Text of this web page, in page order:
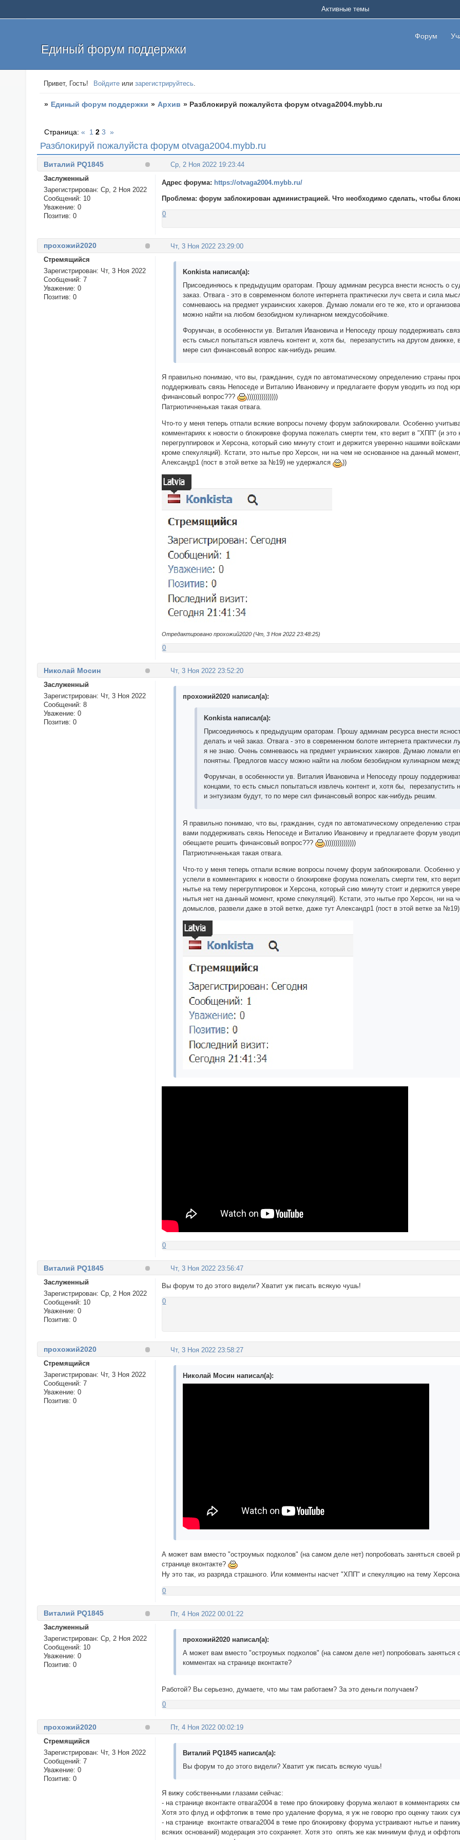
Единый форум поддержки
Форум
Активные темы
Привет, Гость! Войдите илизарегистрируйтесь.
» Единый форум поддержки » Архив » Разблокируй пожалуйста форум otvaga2004.mybb.ru
Разблокируй пожалуйста форум otvaga2004.mybb.ru
Страница:« 1 2 3 »
Ср, 2 Ноя 2022 19:23:44
Виталий PQ1845
Заслуженный
Зарегистрирован: Ср, 2 Ноя 2022
Сообщений: 10
Уважение: 0
Позитив: 0
Адрес форума: https://otvaga2004.mybb.ru/
Проблема: форум заблокирован администрацией. Что необходимо сделать, чтобы
0
Чт, 3 Ноя 2022 23:29:00
прохожий2020
Стремящийся
Зарегистрирован: Чт, 3 Ноя 2022
Сообщений: 7
Уважение: 0
Позитив: 0
Konkista написал(а):
Присоединяюсь к предыдущим ораторам. Прошу админам ресурса внести ясность о
заказ. Отвага - это в современном болоте интернета практически луч света и сила
сомневаюсь на предмет украинских хакеров. Думаю ломали его те же, кто и
можно найти на любом безобидном кулинарном междусобойчике.
Форумчан, в особенности ув. Виталия Ивановича и Непоседу прошу поддерживать
есть смысл попытаться извлечь контент и, хотя бы, перезапустить на другом
мере сил финансовый вопрос как-нибудь решим.
Я правильно понимаю, что вы, гражданин, судя по автоматическому определению страны
поддерживать связь Непоседе и Виталию Ивановичу и предлагаете форум уводить из под
финансовый вопрос???
)))))))))))))))
Патриотичненькая такая отвага.
Что-то у меня теперь отпали всякие вопросы почему форум заблокировали. Особенно
комментариях к новости о блокировке форума пожелать смерти тем, кто верит в "ХПП" (и
перегруппировок и Херсона, который сию минуту стоит и держится уверенно нашими
кроме спекуляций). Кстати, это нытье про Херсон, ни на чем не основанное на данный
Александр1 (пост в этой ветке за №19) не удержался
))
Отредактировано прохожий2020 (Чт, 3 Ноя 2022 23:48:25)
0
Чт, 3 Ноя 2022 23:52:20
Николай Мосин
Заслуженный
Зарегистрирован: Чт, 3 Ноя 2022
Сообщений: 8
Уважение: 0
Позитив: 0
прохожий2020 написал(а):
Konkista написал(а):
Присоединяюсь к предыдущим ораторам. Прошу админам ресурса внести
делать и чей заказ. Отвага - это в современном болоте интернета практически
я не знаю. Очень сомневаюсь на предмет украинских хакеров. Думаю ломали
понятны. Предлогов массу можно найти на любом безобидном кулинарном
Форумчан, в особенности ув. Виталия Ивановича и Непоседу прошу
концами, то есть смысл попытаться извлечь контент и, хотя бы,
и энтузиазм будут, то по мере сил финансовый вопрос как-нибудь решим.
Я правильно понимаю, что вы, гражданин, судя по автоматическому определению
вами поддерживать связь Непоседе и Виталию Ивановичу и предлагаете форум
обещаете решить финансовый вопрос???
)))))))))))))))
Патриотичненькая такая отвага.
Что-то у меня теперь отпали всякие вопросы почему форум заблокировали. Особенно
успели в комментариях к новости о блокировке форума пожелать смерти тем, кто
нытье на тему перегруппировок и Херсона, который сию минуту стоит и держится
нытья нет на данный момент, кроме спекуляций). Кстати, это нытье про Херсон, ни на
домыслов, развели даже в этой ветке, даже тут Александр1 (пост в этой ветке за
0
Чт, 3 Ноя 2022 23:56:47
Виталий PQ1845
Заслуженный
Зарегистрирован: Ср, 2 Ноя 2022
Сообщений: 10
Уважение: 0
Позитив: 0
Вы форум то до этого видели? Хватит уж писать всякую чушь!
0
Чт, 3 Ноя 2022 23:58:27
прохожий2020
Стремящийся
Зарегистрирован: Чт, 3 Ноя 2022
Сообщений: 7
Уважение: 0
Позитив: 0
Николай Мосин написал(а):
А может вам вместо "остроумых подколов" (на самом деле нет) попробовать заняться своей
странице вконтакте?
Ну это так, из разряда страшного. Или комменты насчет "ХПП" и спекуляцию на тему
0
Пт, 4 Ноя 2022 00:01:22
Виталий PQ1845
Заслуженный
Зарегистрирован: Ср, 2 Ноя 2022
Сообщений: 10
Уважение: 0
Позитив: 0
прохожий2020 написал(а):
А может вам вместо "остроумых подколов" (на самом деле нет) попробовать заняться
комментах на странице вконтакте?
Работой? Вы серьезно, думаете, что мы там работаем? За это деньги получаем?
0
Пт, 4 Ноя 2022 00:02:19
прохожий2020
Стремящийся
Зарегистрирован: Чт, 3 Ноя 2022
Сообщений: 7
Уважение: 0
Позитив: 0
Виталий PQ1845 написал(а):
Вы форум то до этого видели? Хватит уж писать всякую чушь!
Я вижу собственными глазами сейчас:
- на странице вконтакте отвага2004 в теме про блокировку форума желают в комментариях
Хотя это флуд и оффтопик в теме про удаление форума, я уж не говорю про оценку таких
- на странице вконтакте отвага2004 в теме про блокировку форума устраивают нытье и
всяких оснований) модерация это сохраняет. Хотя это опять же как минимум флуд и